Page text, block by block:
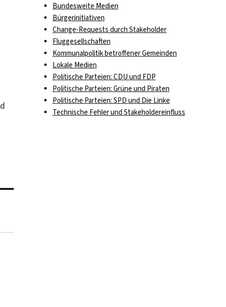
Bundesweite Medien
Bürgerinitiativen
Change-Requests durch Stakeholder
Fluggesellschaften
Kommunalpolitik betroffener Gemeinden
Lokale Medien
Politische Parteien: CDU und FDP
Politische Parteien: Grüne und Piraten
Politische Parteien: SPD und Die Linke
Technische Fehler und Stakeholdereinfluss